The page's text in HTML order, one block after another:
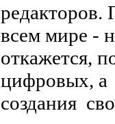
редакторов.
всем мире -
откажется,
цифровых, а
создания